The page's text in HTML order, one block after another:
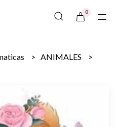
0
ANIMALES